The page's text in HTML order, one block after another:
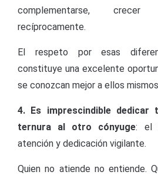
complementarse,
recíprocamente.
El respeto por esas
constituye una excelente
se conozcan mejor a ellos
4. Es imprescindible dedicar
ternura al otro cónyuge: el
atención y dedicación vigilante.
Quien no atiende no entiende.